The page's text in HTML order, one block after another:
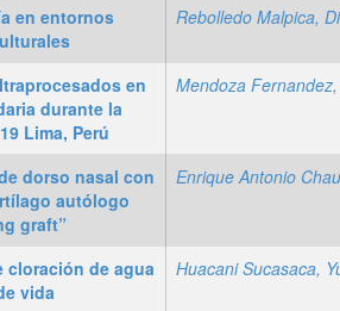
en entornos
en
durante la
Lima, Perú
dorso nasal con
autólogo
graft”
cloración de agua
vida
Huacani Sucasaca,